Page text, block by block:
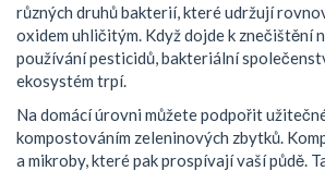
různých druhů bakterií, které udržují
oxidem uhličitým. Když dojde k znečištění
používání pesticidů, bakteriální
ekosystém trpí.
Na domácí úrovni můžete podpořit
kompostováním zeleninových zbytků.
a mikroby, které pak prospívají vaší půdě.